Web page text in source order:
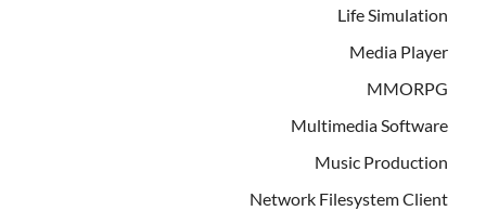
Life Simulation
Media Player
MMORPG
Multimedia Software
Music Production
Network Filesystem Client